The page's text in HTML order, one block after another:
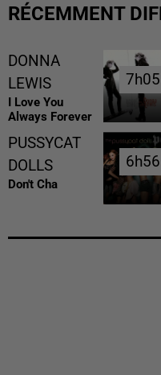
RÉCEMMENT
DONNA
LEWIS
I Love You
Always Forever
7h05
7h05
PUSSYCAT
DOLLS
Don't Cha
6h56
6h56